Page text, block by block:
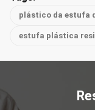
plástico da estufa
estufa plástica